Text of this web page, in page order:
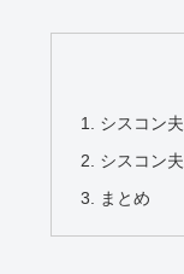
シスコン
シスコン
まとめ